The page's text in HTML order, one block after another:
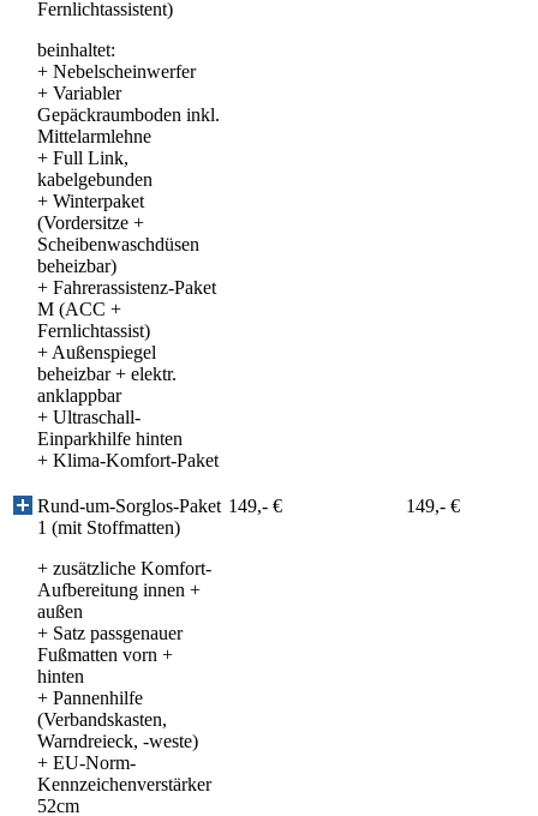
Fernlichtassistent)
beinhaltet:
+ Nebelscheinwerfer
+ Variabler
Gepäckraumboden inkl.
Mittelarmlehne
+ Full Link,
kabelgebunden
+ Winterpaket
(Vordersitze +
Scheibenwaschdüsen
beheizbar)
+ Fahrerassistenz-Paket
M (ACC +
Fernlichtassist)
+ Außenspiegel
beheizbar + elektr.
anklappbar
+ Ultraschall-
Einparkhilfe hinten
+ Klima-Komfort-Paket
Rund-um-Sorglos-Paket
1 (mit Stoffmatten)
+ zusätzliche Komfort-
Aufbereitung innen +
außen
+ Satz passgenauer
Fußmatten vorn +
hinten
+ Pannenhilfe
(Verbandskasten,
Warndreieck, -weste)
+ EU-Norm-
Kennzeichenverstärker
52cm
149,- € 149,- €